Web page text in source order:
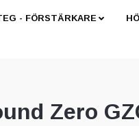
- FÖRSTÄRKARE
Zero